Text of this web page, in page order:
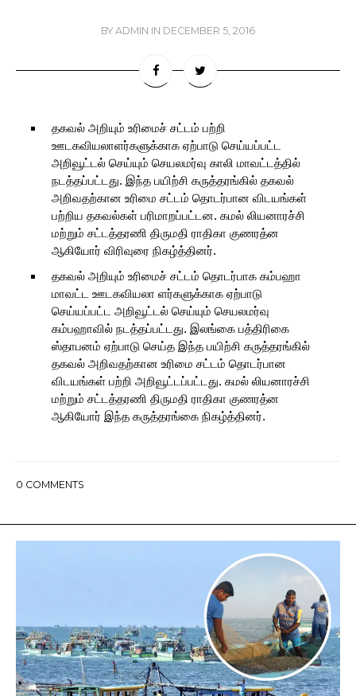
BY ADMIN IN DECEMBER 5, 2016
தகவல் அறியும் உரிமைச் சட்டம் பற்றி
ஊடகவியலாளர்களுக்காக ஏற்பாடு செய்யப்பட்ட
அறிவூட்டல் செய்யும் செயலமர்வு காலி மாவட்டத்தில்
நடத்தப்பட்டது. இந்த பயிற்சி கருத்தரங்கில் தகவல்
அறிவதற்கான உரிமை சட்டம் தொடர்பான விடயங்கள்
பற்றிய தகவல்கள் பரிமாறப்பட்டன. கமல் லியனாரச்சி
மற்றும் சட்டத்தரணி திருமதி ராதிகா குணரத்ன
ஆகியோர் விரிவுரை நிகழ்த்தினர்.
தகவல் அறியும் உரிமைச் சட்டம் தொடர்பாக கம்பஹா
மாவட்ட ஊடகவியலா ளர்களுக்காக ஏற்பாடு
செய்யப்பட்ட அறிவூட்டல் செய்யும் செயலமர்வு
கம்பஹாவில் நடத்தப்பட்டது. இலங்கை பத்திரிகை
ஸ்தாபனம் ஏற்பாடு செய்த இந்த பயிற்சி கருத்தரங்கில்
தகவல் அறிவதற்கான உரிமை சட்டம் தொடர்பான
விடயங்கள் பற்றி அறிவூட்டப்பட்டது. கமல் லியனாரச்சி
மற்றும் சட்டத்தரணி திருமதி ராதிகா குணரத்ன
ஆகியோர் இந்த கருத்தரங்கை நிகழ்த்தினர்.
0 COMMENTS